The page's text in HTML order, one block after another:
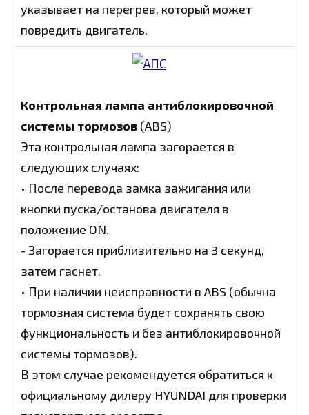
указывает на перегрев, который может
повредить двигатель.
Контрольная лампа антиблокировочной
системы тормозов (ABS)
Эта контрольная лампа загорается в
следующих случаях:
• После перевода замка зажигания или
кнопки пуска/останова двигателя в
положение ON.
- Загорается приблизительно на 3 секунд,
затем гаснет.
• При наличии неисправности в ABS (обычна
тормозная система будет сохранять свою
функциональность и без антиблокировочной
системы тормозов).
В этом случае рекомендуется обратиться к
официальному дилеру HYUNDAI для проверки